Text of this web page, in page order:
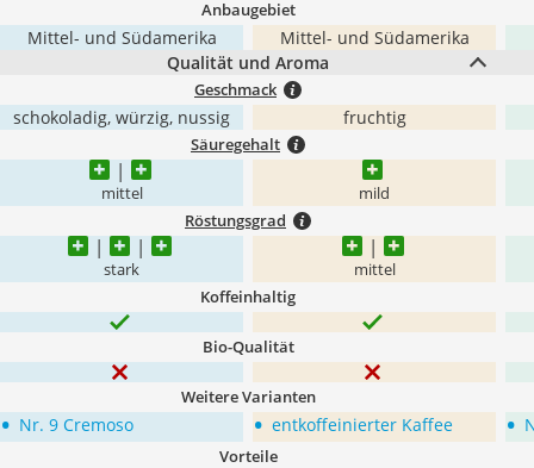
Anbaugebiet
Mittel- und Südamerika Mittel- und Südamerika
Qualität und Aroma
Geschmack
schokoladig, würzig, nussig fruchtig
Säuregehalt
mittel mild
Röstungsgrad
stark mittel
Koffeinhaltig
Bio-Qualität
Weitere Varianten
• Nr. 9 Cremoso • entkoffeinierter Kaffee •
Vorteile